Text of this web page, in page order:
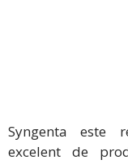
Syngenta este
excelent de